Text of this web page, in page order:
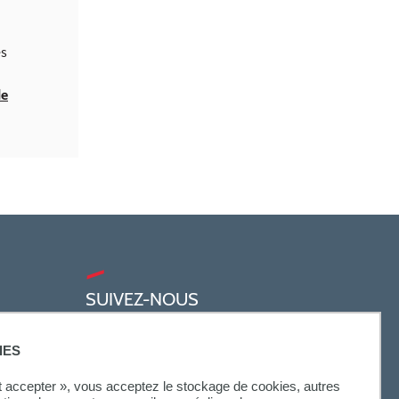
accepter », vous acceptez le stockage de cookies, autres
SUIVEZ-NOUS